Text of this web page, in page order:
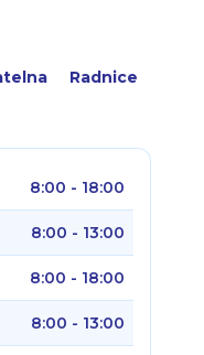
Radnice
8:00 - 18:00
8:00 - 13:00
8:00 - 18:00
8:00 - 13:00